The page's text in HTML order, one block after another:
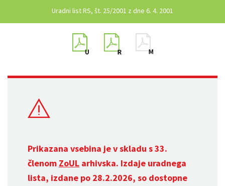
Uradni list RS, št. 25/2001 z dne 6. 4. 2001
Prikazana vsebina je v skladu s 33.
členom ZoUL arhivska. Izdaje uradnega
lista, izdane po 28.2.2026, so dostopne